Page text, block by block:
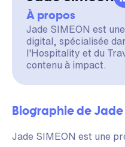
À propos
Jade SIMEON est
digital, spécialisée
l'Hospitality et du
contenu à impact.
Biographie de Jade
Jade SIMEON est une